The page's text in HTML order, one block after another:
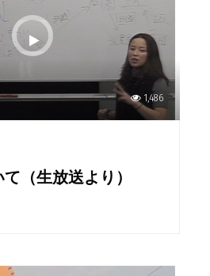
1,486
（生放送より）